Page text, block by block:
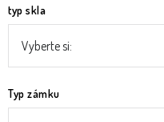
typ skla
Typ zámku